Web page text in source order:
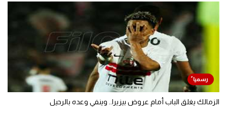
الزمالك يغلق الباب أمام عروض بيزيرا.. وينفي وعده بالرحيل